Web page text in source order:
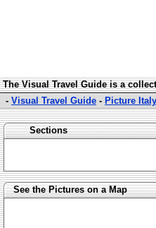
The Visual Travel Guide is a
- Visual Travel Guide - Picture Italy
Sections
See the Pictures on a Map